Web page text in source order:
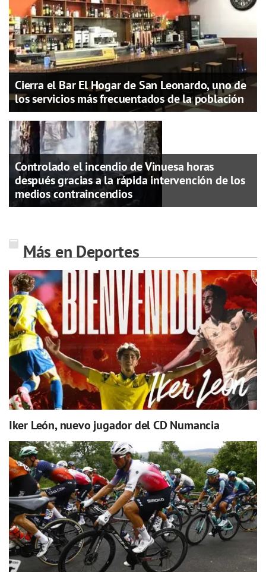
Cierra el Bar El Hogar de San Leonardo, uno de
los servicios más frecuentados de la población
Controlado el incendio de Vinuesa horas
después gracias a la rápida intervención de los
medios contraincendios
Más en Deportes
Iker León, nuevo jugador del CD Numancia